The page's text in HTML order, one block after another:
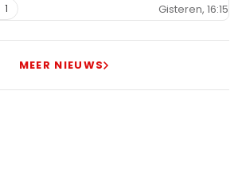
Gisteren, 16:15
1
MEER NIEUWS